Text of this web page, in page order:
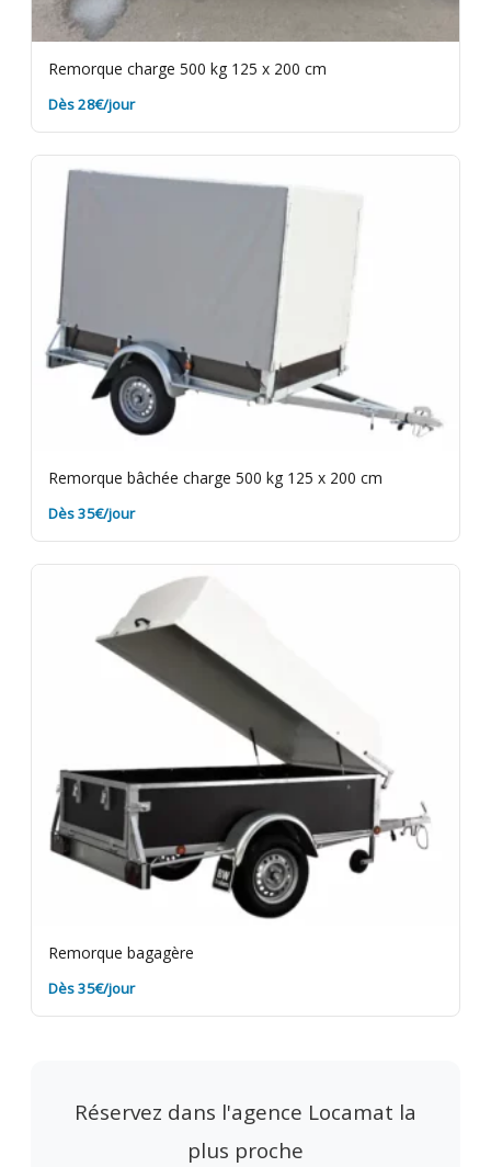
Remorque charge 500 kg 125 x 200 cm
Dès 28€/jour
Remorque bâchée charge 500 kg 125 x 200 cm
Dès 35€/jour
Remorque bagagère
Dès 35€/jour
Réservez dans l'agence Locamat la
plus proche